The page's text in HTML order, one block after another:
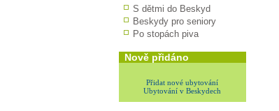
S dětmi do Beskyd
Beskydy pro seniory
Po stopách piva
Nově přidáno
Přidat nové ubytování
Ubytování v Beskydech